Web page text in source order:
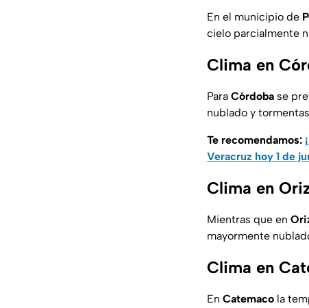
En el municipio de
cielo parcialmente
Clima en
Para Córdoba se
nublado y
Te recomendamos:
Veracruz hoy 1 de
Clima en
Mientras que en
mayormente
Clima en
En Catemaco la